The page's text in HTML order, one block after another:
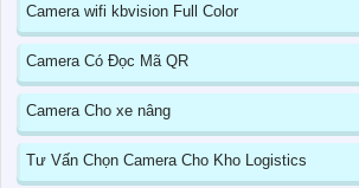
Camera wifi kbvision Full Color
Camera Có Đọc Mã QR
Camera Cho xe nâng
Tư Vấn Chọn Camera Cho Kho Logistics